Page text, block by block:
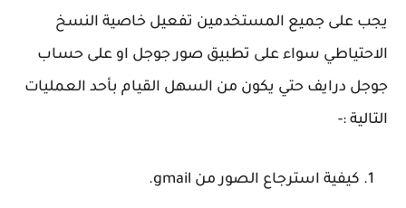
يجب على جميع المستخدمين تفعيل خاصية النسخ
الاحتياطي سواء على تطبيق صور جوجل او على حساب
جوجل درايف حتي يكون من السهل القيام بأحد العمليات
التالية :-
كيفية استرجاع الصور من gmail.